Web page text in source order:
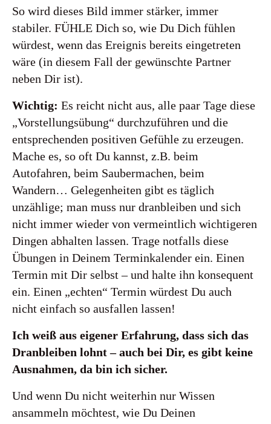
So wird dieses Bild immer stärker, immer
stabiler. FÜHLE Dich so, wie Du Dich fühlen
würdest, wenn das Ereignis bereits eingetreten
wäre (in diesem Fall der gewünschte Partner
neben Dir ist).
Wichtig: Es reicht nicht aus, alle paar Tage diese
„Vorstellungsübung“ durchzuführen und die
entsprechenden positiven Gefühle zu erzeugen.
Mache es, so oft Du kannst, z.B. beim
Autofahren, beim Saubermachen, beim
Wandern… Gelegenheiten gibt es täglich
unzählige; man muss nur dranbleiben und sich
nicht immer wieder von vermeintlich wichtigeren
Dingen abhalten lassen. Trage notfalls diese
Übungen in Deinem Terminkalender ein. Einen
Termin mit Dir selbst – und halte ihn konsequent
ein. Einen „echten“ Termin würdest Du auch
nicht einfach so ausfallen lassen!
Ich weiß aus eigener Erfahrung, dass sich das
Dranbleiben lohnt – auch bei Dir, es gibt keine
Ausnahmen, da bin ich sicher.
Und wenn Du nicht weiterhin nur Wissen
ansammeln möchtest, wie Du Deinen